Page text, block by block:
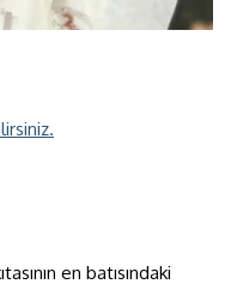
en batısındaki